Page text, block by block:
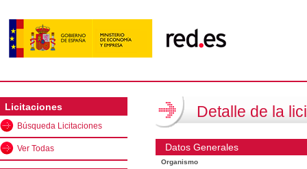
Licitaciones
Búsqueda Licitaciones
Ver Todas
Detalle de la
Datos Generales
Organismo